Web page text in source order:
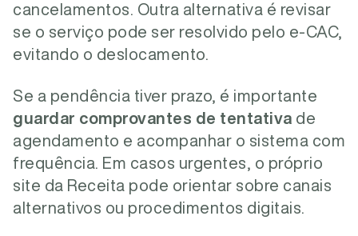
cancelamentos. Outra alternativa é revisar
se o serviço pode ser resolvido pelo e-CAC,
evitando o deslocamento.
Se a pendência tiver prazo, é importante
guardar comprovantes de tentativa de
agendamento e acompanhar o sistema com
frequência. Em casos urgentes, o próprio
site da Receita pode orientar sobre canais
alternativos ou procedimentos digitais.